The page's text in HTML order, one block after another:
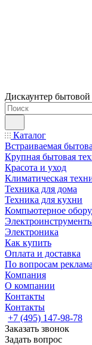
Дискаунтер
Каталог
Встраиваемая
Крупная бытовая
Красота и уход
Климатическая
Техника для дома
Техника для кухни
Компьютерное
Электроника
Как купить
Оплата и доставка
По вопросам
Компания
О компании
Контакты
Контакты
+7 (495) 147-98-78
Заказать звонок
Задать вопрос